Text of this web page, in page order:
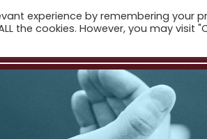
experience by remembering your
the cookies. However, you may visit